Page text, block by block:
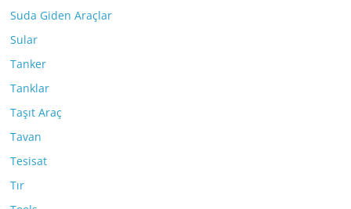
Suda Giden Araçlar
Sular
Tanker
Tanklar
Taşıt Araç
Tavan
Tesisat
Tır